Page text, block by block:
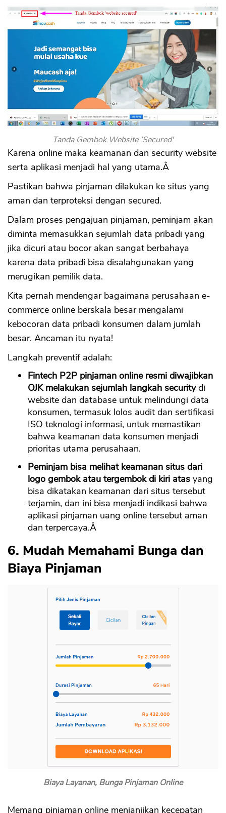
Tanda Gembok Website 'Secured'
Karena online maka keamanan dan security website
serta aplikasi menjadi hal yang utama.Â
Pastikan bahwa pinjaman dilakukan ke situs yang
aman dan terproteksi dengan secured.
Dalam proses pengajuan pinjaman, peminjam akan
diminta memasukkan sejumlah data pribadi yang
jika dicuri atau bocor akan sangat berbahaya
karena data pribadi bisa disalahgunakan yang
merugikan pemilik data.
Kita pernah mendengar bagaimana perusahaan e-
commerce online berskala besar mengalami
kebocoran data pribadi konsumen dalam jumlah
besar. Ancaman itu nyata!
Langkah preventif adalah:
Fintech P2P pinjaman online resmi diwajibkan
OJK melakukan sejumlah langkah securitydi
website dan database untuk melindungi data
konsumen, termasuk lolos audit dan sertifikasi
ISO teknologi informasi, untuk memastikan
bahwa keamanan data konsumen menjadi
prioritas utama perusahaan.
Peminjam bisa melihat keamanan situs dari
logo gembok atau tergembok di kiri atas yang
bisa dikatakan keamanan dari situs tersebut
terjamin, dan ini bisa menjadi indikasi bahwa
aplikasi pinjaman uang online tersebut aman
dan terpercaya.Â
6. Mudah Memahami Bunga dan
Biaya Pinjaman
Biaya Layanan, Bunga Pinjaman Online
Memang pinjaman online menjanjikan kecepatan